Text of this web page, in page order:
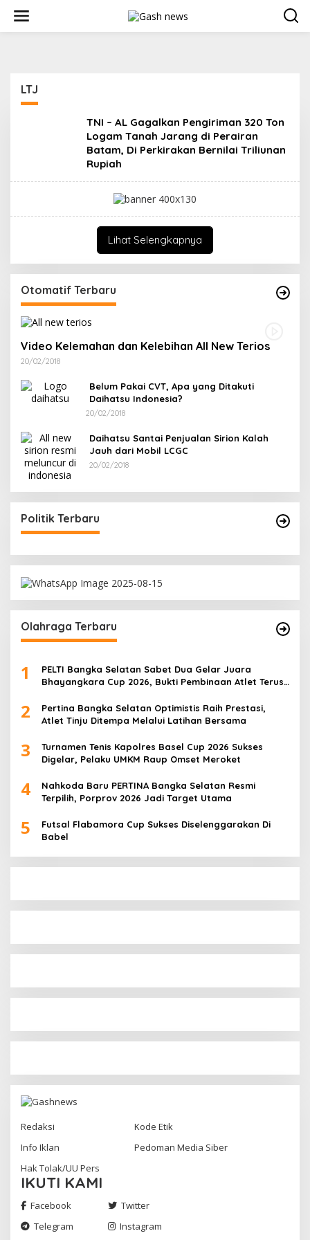
konten
LTJ
TNI – AL Gagalkan Pengiriman 320 Ton
Logam Tanah Jarang di Perairan
Batam, Di Perkirakan Bernilai Triliunan
Rupiah
Lihat Selengkapnya
Otomatif Terbaru
Video Kelemahan dan Kelebihan All New Terios
20/02/2018
Belum Pakai CVT, Apa yang Ditakuti
Daihatsu Indonesia?
20/02/2018
Daihatsu Santai Penjualan Sirion Kalah
Jauh dari Mobil LCGC
20/02/2018
Politik Terbaru
Olahraga Terbaru
1
PELTI Bangka Selatan Sabet Dua Gelar Juara
Bhayangkara Cup 2026, Bukti Pembinaan Atlet Terus
2
Pertina Bangka Selatan Optimistis Raih Prestasi,
Atlet Tinju Ditempa Melalui Latihan Bersama
3
Turnamen Tenis Kapolres Basel Cup 2026 Sukses
Digelar, Pelaku UMKM Raup Omset Meroket
4
Nahkoda Baru PERTINA Bangka Selatan Resmi
Terpilih, Porprov 2026 Jadi Target Utama
5
Futsal Flabamora Cup Sukses Diselenggarakan Di
Babel
Redaksi
Kode Etik
Info Iklan
Pedoman Media Siber
Hak Tolak/UU Pers
IKUTI KAMI
Facebook
Twitter
Telegram
Instagram